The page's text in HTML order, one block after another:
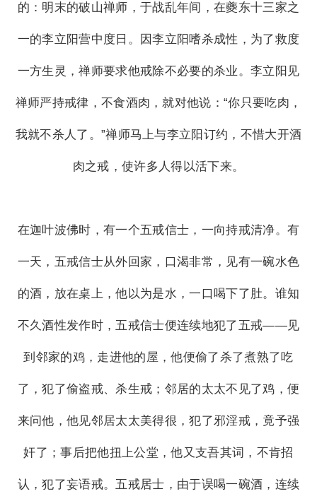
的：明末的破山禅师，于战乱年间，在夔东十三家之
一的李立阳营中度日。因李立阳嗜杀成性，为了救度
一方生灵，禅师要求他戒除不必要的杀业。李立阳见
禅师严持戒律，不食酒肉，就对他说：“你只要吃肉，
我就不杀人了。”禅师马上与李立阳订约，不惜大开酒
肉之戒，使许多人得以活下来。
在迦叶波佛时，有一个五戒信士，一向持戒清净。有
一天，五戒信士从外回家，口渴非常，见有一碗水色
的酒，放在桌上，他以为是水，一口喝下了肚。谁知
不久酒性发作时，五戒信士便连续地犯了五戒——见
到邻家的鸡，走进他的屋，他便偷了杀了煮熟了吃
了，犯了偷盗戒、杀生戒；邻居的太太不见了鸡，便
来问他，他见邻居太太美得很，犯了邪淫戒，竟予强
奸了；事后把他扭上公堂，他又支吾其词，不肯招
认，犯了妄语戒。五戒居士，由于误喝一碗酒，连续